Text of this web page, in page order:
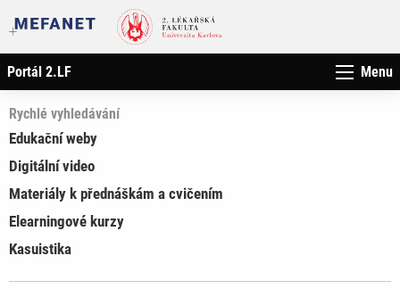
Portál 2.LF Menu
Rychlé vyhledávání
Edukační weby
Digitální video
Materiály k přednáškám a cvičením
Elearningové kurzy
Kasuistika